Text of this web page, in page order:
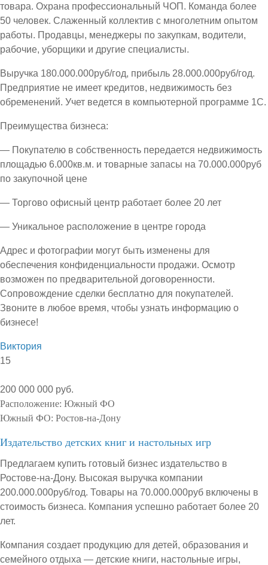
товара. Охрана профессиональный ЧОП. Команда более
50 человек. Слаженный коллектив с многолетним опытом
работы. Продавцы, менеджеры по закупкам, водители,
рабочие, уборщики и другие специалисты.
Выручка 180.000.000руб/год, прибыль 28.000.000руб/год.
Предприятие не имеет кредитов, недвижимость без
обременений. Учет ведется в компьютерной программе 1С.
Преимущества бизнеса:
— Покупателю в собственность передается недвижимость
площадью 6.000кв.м. и товарные запасы на 70.000.000руб
по закупочной цене
— Торгово офисный центр работает более 20 лет
— Уникальное расположение в центре города
Адрес и фотографии могут быть изменены для
обеспечения конфиденциальности продажи. Осмотр
возможен по предварительной договоренности.
Сопровождение сделки бесплатно для покупателей.
Звоните в любое время, чтобы узнать информацию о
бизнесе!
Виктория
15
200 000 000 руб.
Расположение: Южный ФО
Южный ФО: Ростов-на-Дону
Издательство детских книг и настольных игр
Предлагаем купить готовый бизнес издательство в
Ростове-на-Дону. Высокая выручка компании
200.000.000руб/год. Товары на 70.000.000руб включены в
стоимость бизнеса. Компания успешно работает более 20
лет.
Компания создает продукцию для детей, образования и
семейного отдыха — детские книги, настольные игры,